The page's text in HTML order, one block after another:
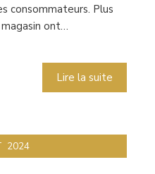
consommateurs. Plus
ont…
Lire la suite
2024